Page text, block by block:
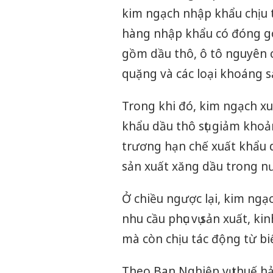
kim ngạch nhập khẩu
hàng nhập khẩu có đóng
gồm dầu thô, ô tô nguyên
quặng và các loại khoáng
Trong khi đó, kim ngạch
khẩu dầu thô sụt giảm
trương hạn chế xuất khẩu
sản xuất xăng dầu trong
Ở chiều ngược lại, kim
nhu cầu phục vụ sản xuất,
mà còn chịu tác động từ